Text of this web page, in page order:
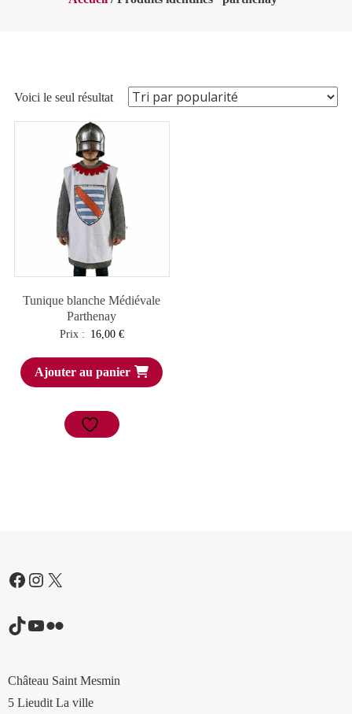
Voici le seul résultat
Tunique blanche Médiévale
Parthenay
Prix : 16,00 €
Ajouter au panier
Facebook
Instagram
X
TikTok
YouTube
Flickr
Château Saint Mesmin
5 Lieudit La ville